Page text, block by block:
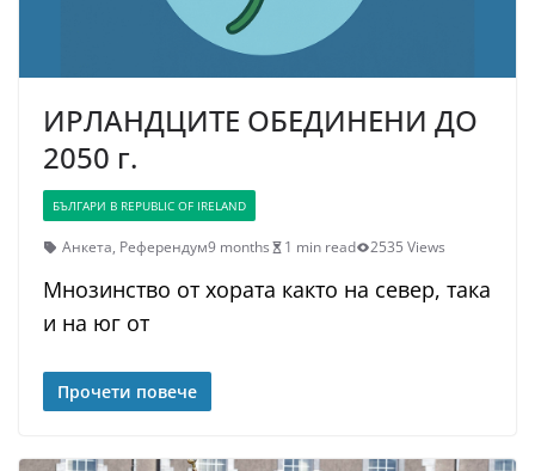
ИРЛАНДЦИТЕ ОБЕДИНЕНИ ДО
2050 г.
БЪЛГАРИ В REPUBLIC OF IRELAND
Анкета, Референдум9 months 1 min read 2535 Views
Мнозинство от хората както на север, така
и на юг от
Прочети повече